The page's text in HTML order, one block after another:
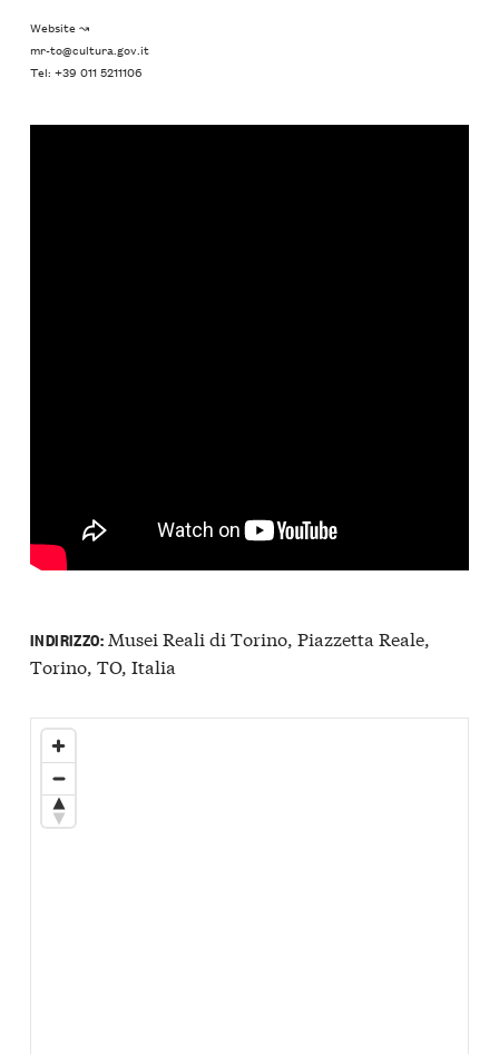
Website ↝
mr-to@cultura.gov.it
Tel: +39 011 5211106
INDIRIZZO:Musei Reali di Torino, Piazzetta Reale,
Torino, TO, Italia